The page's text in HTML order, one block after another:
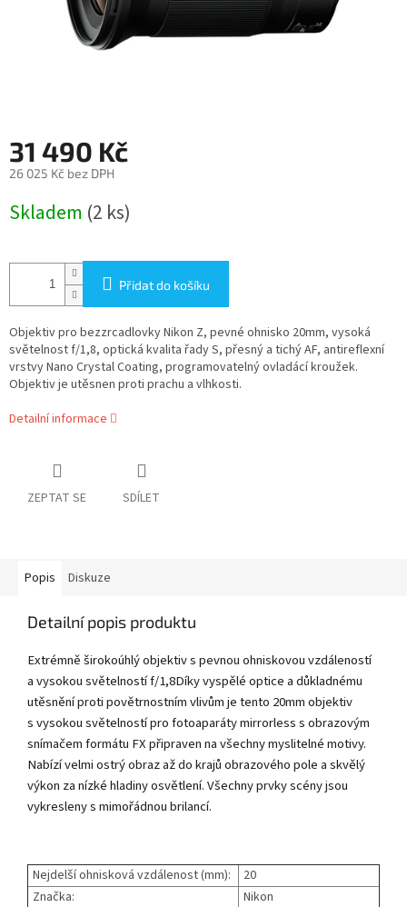
31 490 Kč
26 025 Kč bez DPH
cena:
Skladem (2 ks)
Přidat do košíku
Objektiv pro bezzrcadlovky Nikon Z, pevné ohnisko 20mm, vysoká
světelnost f/1,8, optická kvalita řady S, přesný a tichý AF, antireflexní
vrstvy Nano Crystal Coating, programovatelný ovladácí kroužek.
Objektiv je utěsnen proti prachu a vlhkosti.
Detailní informace
ZEPTAT SE SDÍLET
Popis Diskuze
Detailní popis produktu
Extrémně širokoúhlý objektiv s pevnou ohniskovou vzdáleností
a vysokou světelností f/1,8Díky vyspělé optice a důkladnému
utěsnění proti povětrnostním vlivům je tento 20mm objektiv
s vysokou světelností pro fotoaparáty mirrorless s obrazovým
snímačem formátu FX připraven na všechny myslitelné motivy.
Nabízí velmi ostrý obraz až do krajů obrazového pole a skvělý
výkon za nízké hladiny osvětlení. Všechny prvky scény jsou
vykresleny s mimořádnou brilancí.
Nejdelší ohnisková vzdálenost (mm):
20
Značka:
Nikon